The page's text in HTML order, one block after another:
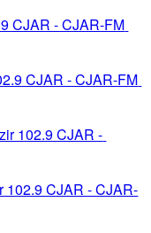
CJAR - CJAR-FM
CJAR - CJAR-FM
102.9 CJAR -
102.9 CJAR - CJAR-